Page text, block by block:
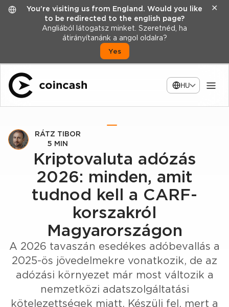
You're visiting us from England. Would you like
to be redirected to the english page?
Angliából látogatsz minket. Szeretnéd, ha
átirányítanánk a angol oldalra?
Yes
✕
HU
RÁTZ TIBOR
5 MIN
Kriptovaluta adózás
2026: minden, amit
tudnod kell a CARF-
korszakról
Magyarországon
A 2026 tavaszán esedékes adóbevallás a
2025-ös jövedelmekre vonatkozik, de az
adózási környezet már most változik a
nemzetközi adatszolgáltatási
kötelezettségek miatt. Készülj fel, mert a